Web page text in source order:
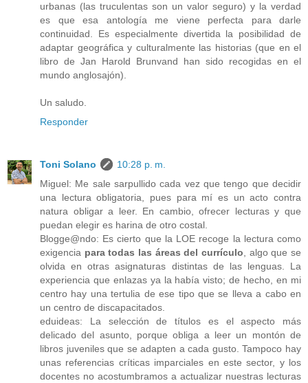
urbanas (las truculentas son un valor seguro) y la verdad
es que esa antología me viene perfecta para darle
continuidad. Es especialmente divertida la posibilidad de
adaptar geográfica y culturalmente las historias (que en el
libro de Jan Harold Brunvand han sido recogidas en el
mundo anglosajón).
Un saludo.
Responder
Toni Solano
10:28 p. m.
Miguel: Me sale sarpullido cada vez que tengo que decidir
una lectura obligatoria, pues para mí es un acto contra
natura obligar a leer. En cambio, ofrecer lecturas y que
puedan elegir es harina de otro costal.
Blogge@ndo: Es cierto que la LOE recoge la lectura como
exigencia para todas las áreas del currículo, algo que se
olvida en otras asignaturas distintas de las lenguas. La
experiencia que enlazas ya la había visto; de hecho, en mi
centro hay una tertulia de ese tipo que se lleva a cabo en
un centro de discapacitados.
eduideas: La selección de títulos es el aspecto más
delicado del asunto, porque obliga a leer un montón de
libros juveniles que se adapten a cada gusto. Tampoco hay
unas referencias críticas imparciales en este sector, y los
docentes no acostumbramos a actualizar nuestras lecturas